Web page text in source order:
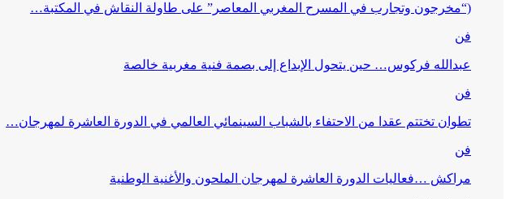
(“مخرجون وتجارب في المسرح المغربي المعاصر” على طاولة النقاش في المكتبة…
فن
عبدالله فركوس… حين يتحول الإبداع إلى بصمة فنية مغربية خالصة
فن
تطوان تختتم عقدا من الاحتفاء بالشباب السينمائي العالمي في الدورة العاشرة لمهرجان…
فن
مراكش …فعاليات الدورة العاشرة لمهرجان الملحون والأغنية الوطنية